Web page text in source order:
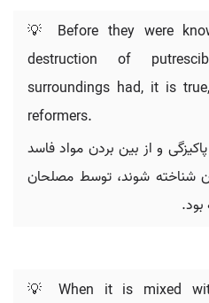
💡 Before they were
destruction of
surroundings had, it is
reformers.
و از بین بردن مواد فاسد
شناخته شوند، توسط مصلحان
بود.
💡 When it is mixed